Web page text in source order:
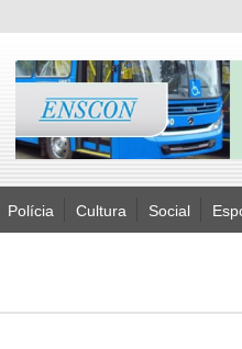
Polícia Cultura Social